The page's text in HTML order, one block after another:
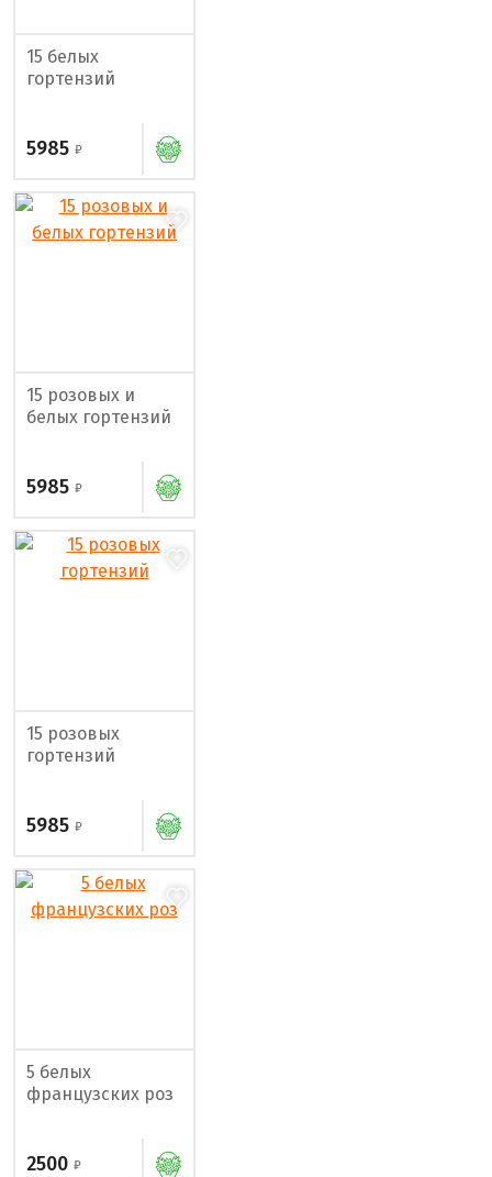
15 белых
гортензий
5985
15 розовых и
белых гортензий
5985
15 розовых
гортензий
5985
5 белых
французских роз
2500